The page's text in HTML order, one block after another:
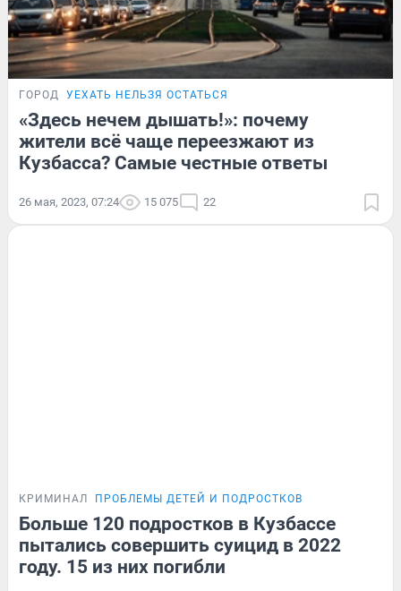
ГОРОД УЕХАТЬ НЕЛЬЗЯ ОСТАТЬСЯ
«Здесь нечем дышать!»: почему
жители всё чаще переезжают из
Кузбасса? Самые честные ответы
26 мая, 2023, 07:24 15 075 22
КРИМИНАЛ ПРОБЛЕМЫ ДЕТЕЙ И ПОДРОСТКОВ
Больше 120 подростков в Кузбассе
пытались совершить суицид в 2022
году. 15 из них погибли